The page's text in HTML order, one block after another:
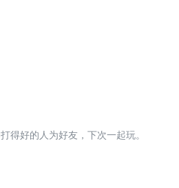
得好的人为好友，下次一起玩。